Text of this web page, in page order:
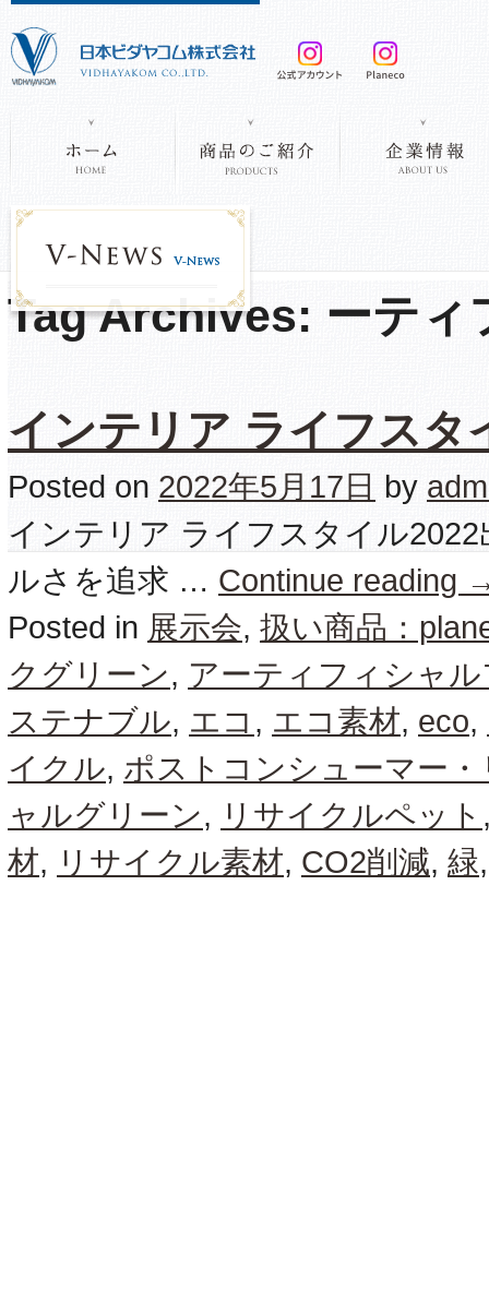
Tag Archives: ーティ
インテリア ライフスタ
Posted on 2022年5月17日 by
インテリア ライフスタイル
ルさを追求 … Continue reading
Posted in 展示会, 扱い商品：
クグリーン, アーティフィシャ
ステナブル, エコ , エコ素材, eco,
イクル, ポストコンシューマー
ャルグリーン, リサイクルペット
材, リサイクル素材, CO2削減, 緑